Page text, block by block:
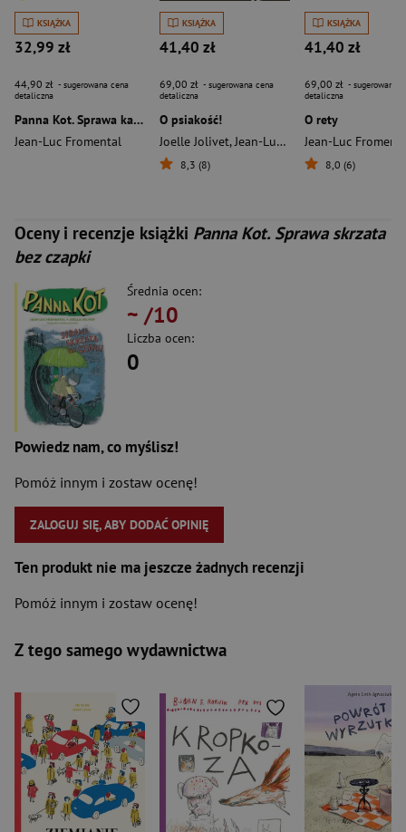
KSIĄŻKA
32,99 zł
44,90 zł - sugerowana cena
detaliczna
Panna Kot. Sprawa kanarka
Jean-Luc Fromental
KSIĄŻKA
41,40 zł
69,00 zł - sugerowana cena
detaliczna
O psiakość!
Joelle Jolivet,Jean-Luc Fromental
8,3 (8)
KSIĄŻKA
41,40 zł
69,00 zł - sugerowana
detaliczna
O rety
Jean-Luc
8,0 (6)
Oceny i recenzje książki Panna Kot. Sprawa skrzata
bez czapki
Średnia ocen:
~ /10
Liczba ocen:
0
Powiedz nam, co myślisz!
Pomóż innym i zostaw ocenę!
ZALOGUJ SIĘ, ABY DODAĆ OPINIĘ
Ten produkt nie ma jeszcze żadnych recenzji
Pomóż innym i zostaw ocenę!
Z tego samego wydawnictwa